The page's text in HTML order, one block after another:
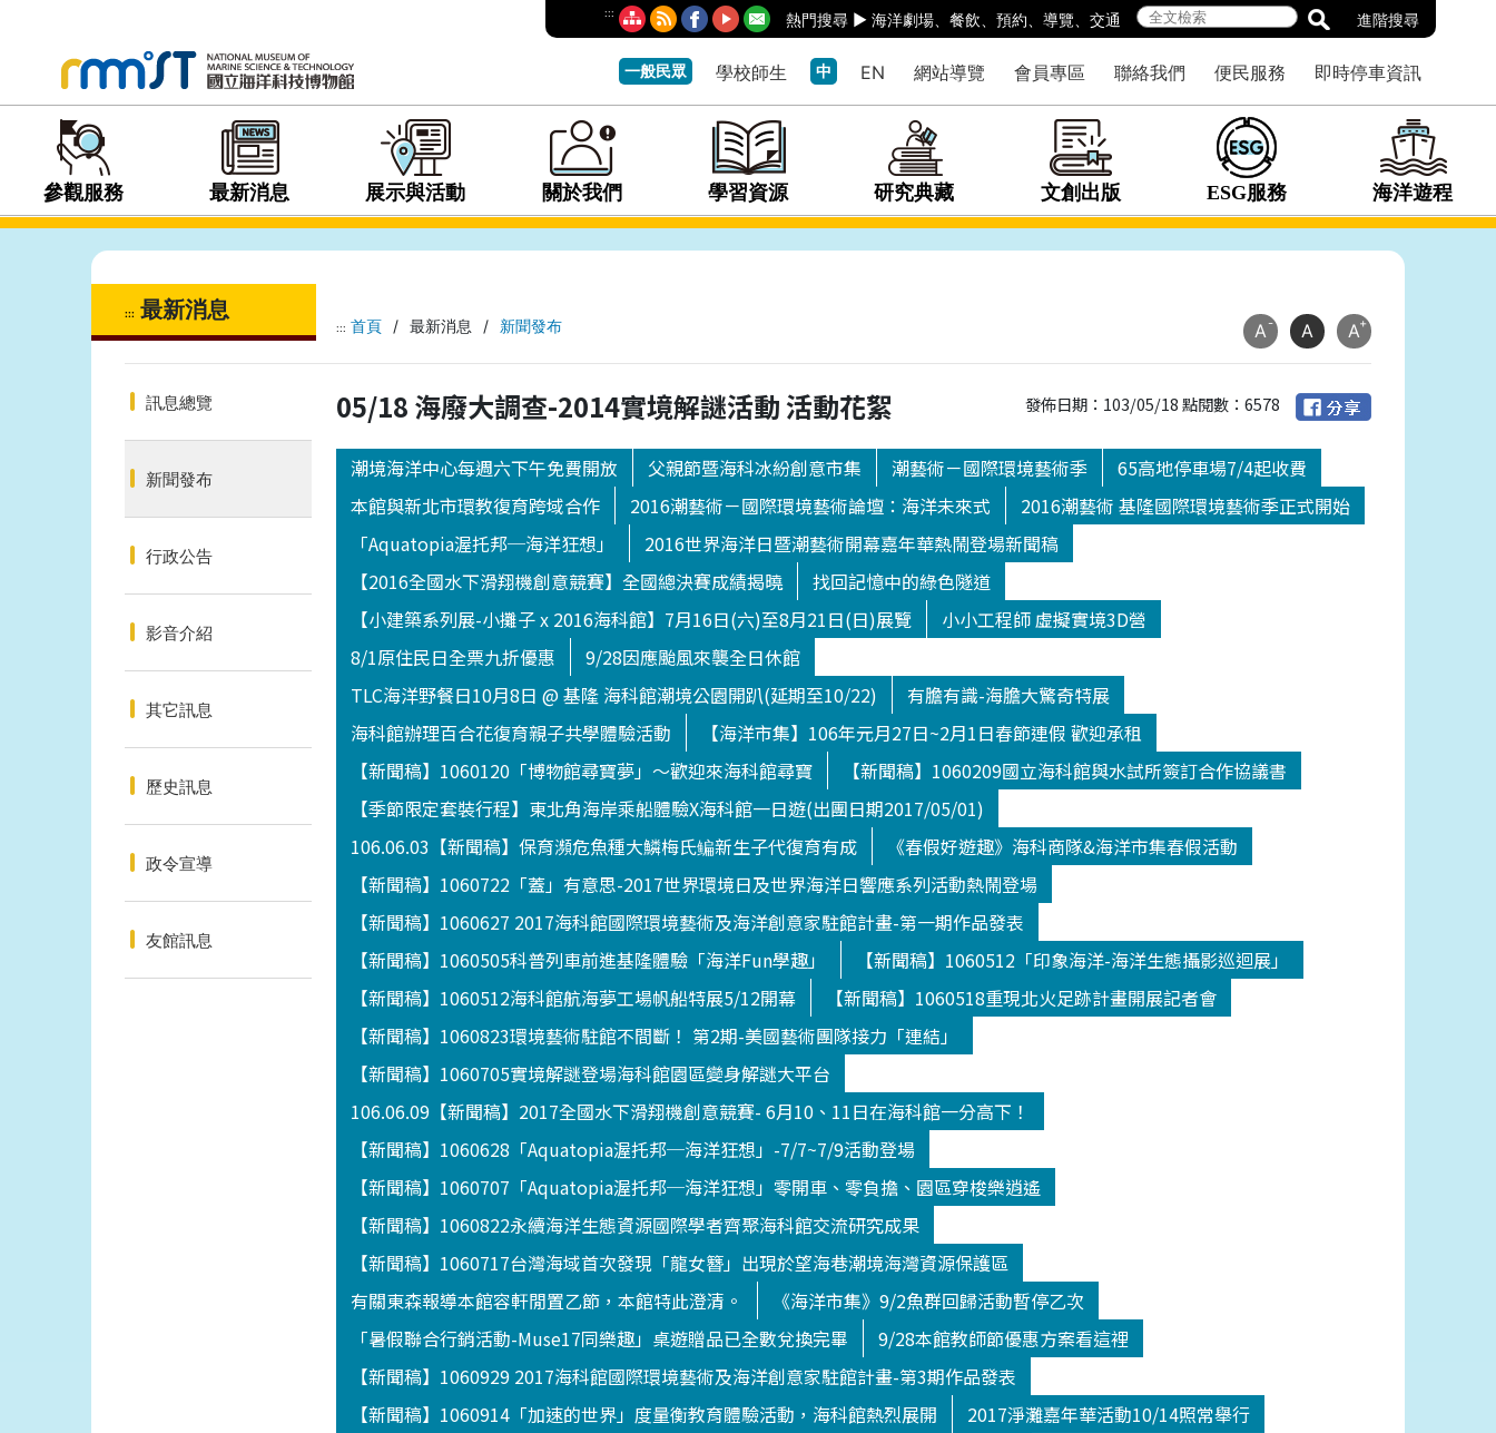
::: 熱門搜尋 ► 海洋劇場、 餐飲 預約 導覽 交通 進階搜尋
一般民眾 學校師生 中 EN 網站導覽 會員專區 聯絡我們 便民服務 即時停車資訊
參觀服務 最新消息 展示與活動 關於我們 學習資源 研究典藏 文創出版 ESG服務 海洋遊程
::: 最新消息
訊息總覽
新聞發布
行政公告
影音介紹
其它訊息
歷史訊息
政令宣導
友館訊息
::: 首頁 / 最新消息 / 新聞發布 A- A A+
05/18 海廢大調查-2014實境解謎活動 活動花絮 發佈日期：103/05/18 點閱數：6578
潮境海洋中心每週六下午免費開放 父親節暨海科冰紛創意市集 潮藝術－國際環境藝術季
65高地停車場7/4起收費
本館與新北市環教復育跨域合作
2016潮藝術－國際環境藝術論壇：海洋未來式
2016潮藝術 基隆國際環境藝術季正式開始
「Aquatopia渥托邦─海洋狂想」
2016世界海洋日暨潮藝術開幕嘉年華熱鬧登場新聞稿
【2016全國水下滑翔機創意競賽】全國總決賽成績揭曉
找回記憶中的綠色隧道
【小建築系列展-小攤子 x 2016海科館】7月16日(六)至8月21日(日)展覽
小小工程師 虛擬實境3D營
8/1原住民日全票九折優惠
9/28因應颱風來襲全日休館
TLC海洋野餐日10月8日 @ 基隆 海科館潮境公園開趴(延期至10/22)
有膽有識-海膽大驚奇特展
海科館辦理百合花復育親子共學體驗活動
【海洋市集】106年元月27日~2月1日春節連假 歡迎承租
【新聞稿】1060120「博物館尋寶夢」～歡迎來海科館尋寶
【新聞稿】1060209國立海科館與水試所簽訂合作協議書
【季節限定套裝行程】東北角海岸乘船體驗X海科館一日遊(出團日期2017/05/01)
106.06.03【新聞稿】保育瀕危魚種大鱗梅氏鳊新生子代復育有成
《春假好遊趣》海科商隊&海洋市集春假活動
【新聞稿】1060722「蓋」有意思-2017世界環境日及世界海洋日響應系列活動熱鬧登場
【新聞稿】1060627 2017海科館國際環境藝術及海洋創意家駐館計畫-第一期作品發表
【新聞稿】1060505科普列車前進基隆體驗「海洋Fun學趣」
【新聞稿】1060512「印象海洋-海洋生態攝影巡迴展」
【新聞稿】1060512海科館航海夢工場帆船特展5/12開幕
【新聞稿】1060518重現北火足跡計畫開展記者會
【新聞稿】1060823環境藝術駐館不間斷！ 第2期-美國藝術團隊接力「連結」
【新聞稿】1060705實境解謎登場海科館園區變身解謎大平台
106.06.09【新聞稿】2017全國水下滑翔機創意競賽- 6月10、11日在海科館一分高下！
【新聞稿】1060628「Aquatopia渥托邦─海洋狂想」-7/7~7/9活動登場
【新聞稿】1060707「Aquatopia渥托邦─海洋狂想」零開車、零負擔、園區穿梭樂逍遙
【新聞稿】1060822永續海洋生態資源國際學者齊聚海科館交流研究成果
【新聞稿】1060717台灣海域首次發現「龍女簪」出現於望海巷潮境海灣資源保護區
有關東森報導本館容軒閒置乙節，本館特此澄清。
《海洋市集》9/2魚群回歸活動暫停乙次
「暑假聯合行銷活動-Muse17同樂趣」桌遊贈品已全數兌換完畢
9/28本館教師節優惠方案看這裡
【新聞稿】1060929 2017海科館國際環境藝術及海洋創意家駐館計畫-第3期作品發表
【新聞稿】1060914「加速的世界」度量衡教育體驗活動，海科館熱烈展開
2017淨灘嘉年華活動10/14照常舉行